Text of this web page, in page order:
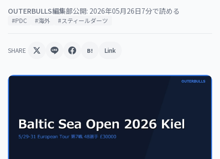
OUTERBULLS編集部公開: 2026年05月26日7分で読める
#PDC #海外 #スティールダーツ
SHARE B! Link